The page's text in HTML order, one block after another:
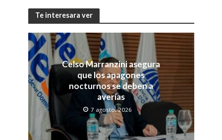
Te interesara ver
Celso Marranzini asegura
que los apagones
nocturnos se deben a
averías
7 agosto, 2026